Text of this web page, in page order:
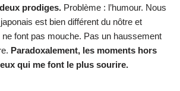
prodiges. Problème : l’humour. Nous
est bien différent du nôtre et
font pas mouche. Pas un haussement
Paradoxalement, les moments hors
qui me font le plus sourire.